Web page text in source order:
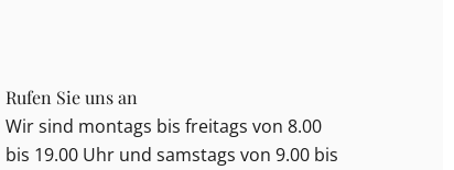
Rufen Sie uns an
Wir sind montags bis freitags von 8.00
bis 19.00 Uhr und samstags von 9.00 bis